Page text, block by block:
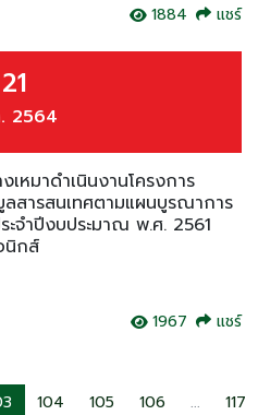
1884
แชร์
21
2564
เหมาดำเนินงานโครงการ
สารสนเทศตามแผนบูรณาการ
จำปีงบประมาณ พ.ศ. 2561
นิกส์
1967
แชร์
104 105 106 ... 117